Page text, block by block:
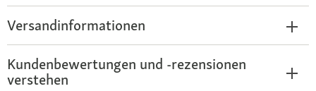
Versandinformationen
Kundenbewertungen und -rezensionen
verstehen